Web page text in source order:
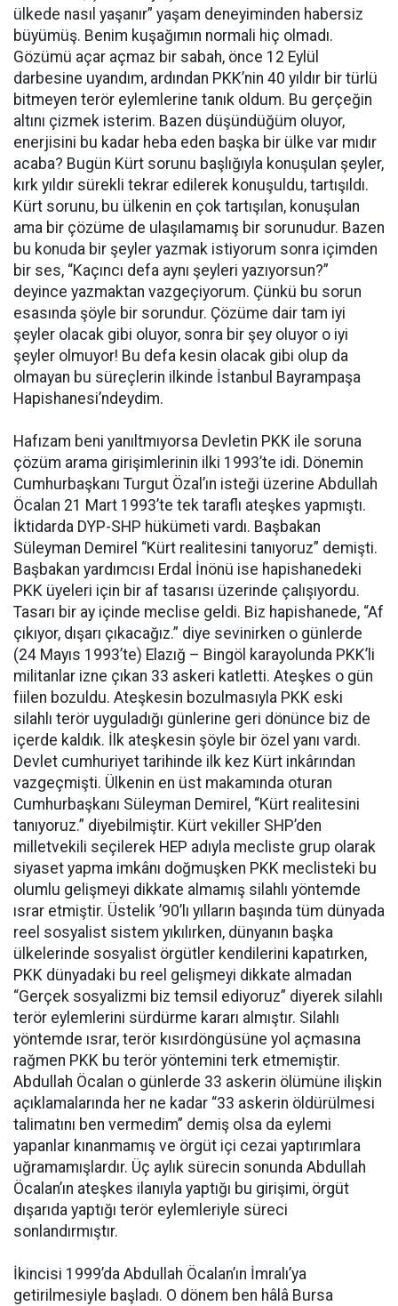
ülkede nasıl yaşanır” yaşam deneyiminden habersiz
büyümüş. Benim kuşağımın normali hiç olmadı.
Gözümü açar açmaz bir sabah, önce 12 Eylül
darbesine uyandım, ardından PKK’nin 40 yıldır bir türlü
bitmeyen terör eylemlerine tanık oldum. Bu gerçeğin
altını çizmek isterim. Bazen düşündüğüm oluyor,
enerjisini bu kadar heba eden başka bir ülke var mıdır
acaba? Bugün Kürt sorunu başlığıyla konuşulan şeyler,
kırk yıldır sürekli tekrar edilerek konuşuldu, tartışıldı.
Kürt sorunu, bu ülkenin en çok tartışılan, konuşulan
ama bir çözüme de ulaşılamamış bir sorunudur. Bazen
bu konuda bir şeyler yazmak istiyorum sonra içimden
bir ses, “Kaçıncı defa aynı şeyleri yazıyorsun?”
deyince yazmaktan vazgeçiyorum. Çünkü bu sorun
esasında şöyle bir sorundur. Çözüme dair tam iyi
şeyler olacak gibi oluyor, sonra bir şey oluyor o iyi
şeyler olmuyor! Bu defa kesin olacak gibi olup da
olmayan bu süreçlerin ilkinde İstanbul Bayrampaşa
Hapishanesi’ndeydim.
Hafızam beni yanıltmıyorsa Devletin PKK ile soruna
çözüm arama girişimlerinin ilki 1993’te idi. Dönemin
Cumhurbaşkanı Turgut Özal’ın isteği üzerine Abdullah
Öcalan 21 Mart 1993’te tek taraflı ateşkes yapmıştı.
İktidarda DYP-SHP hükümeti vardı. Başbakan
Süleyman Demirel “Kürt realitesini tanıyoruz” demişti.
Başbakan yardımcısı Erdal İnönü ise hapishanedeki
PKK üyeleri için bir af tasarısı üzerinde çalışıyordu.
Tasarı bir ay içinde meclise geldi. Biz hapishanede, “Af
çıkıyor, dışarı çıkacağız.” diye sevinirken o günlerde
(24 Mayıs 1993’te) Elazığ – Bingöl karayolunda PKK’li
militanlar izne çıkan 33 askeri katletti. Ateşkes o gün
fiilen bozuldu. Ateşkesin bozulmasıyla PKK eski
silahlı terör uyguladığı günlerine geri dönünce biz de
içerde kaldık. İlk ateşkesin şöyle bir özel yanı vardı.
Devlet cumhuriyet tarihinde ilk kez Kürt inkârından
vazgeçmişti. Ülkenin en üst makamında oturan
Cumhurbaşkanı Süleyman Demirel, “Kürt realitesini
tanıyoruz.” diyebilmiştir. Kürt vekiller SHP’den
milletvekili seçilerek HEP adıyla mecliste grup olarak
siyaset yapma imkânı doğmuşken PKK meclisteki bu
olumlu gelişmeyi dikkate almamış silahlı yöntemde
ısrar etmiştir. Üstelik ’90’lı yılların başında tüm dünyada
reel sosyalist sistem yıkılırken, dünyanın başka
ülkelerinde sosyalist örgütler kendilerini kapatırken,
PKK dünyadaki bu reel gelişmeyi dikkate almadan
“Gerçek sosyalizmi biz temsil ediyoruz” diyerek silahlı
terör eylemlerini sürdürme kararı almıştır. Silahlı
yöntemde ısrar, terör kısırdöngüsüne yol açmasına
rağmen PKK bu terör yöntemini terk etmemiştir.
Abdullah Öcalan o günlerde 33 askerin ölümüne ilişkin
açıklamalarında her ne kadar “33 askerin öldürülmesi
talimatını ben vermedim” demiş olsa da eylemi
yapanlar kınanmamış ve örgüt içi cezai yaptırımlara
uğramamışlardır. Üç aylık sürecin sonunda Abdullah
Öcalan’ın ateşkes ilanıyla yaptığı bu girişimi, örgüt
dışarıda yaptığı terör eylemleriyle süreci
sonlandırmıştır.
İkincisi 1999’da Abdullah Öcalan’ın İmralı’ya
getirilmesiyle başladı. O dönem ben hâlâ Bursa